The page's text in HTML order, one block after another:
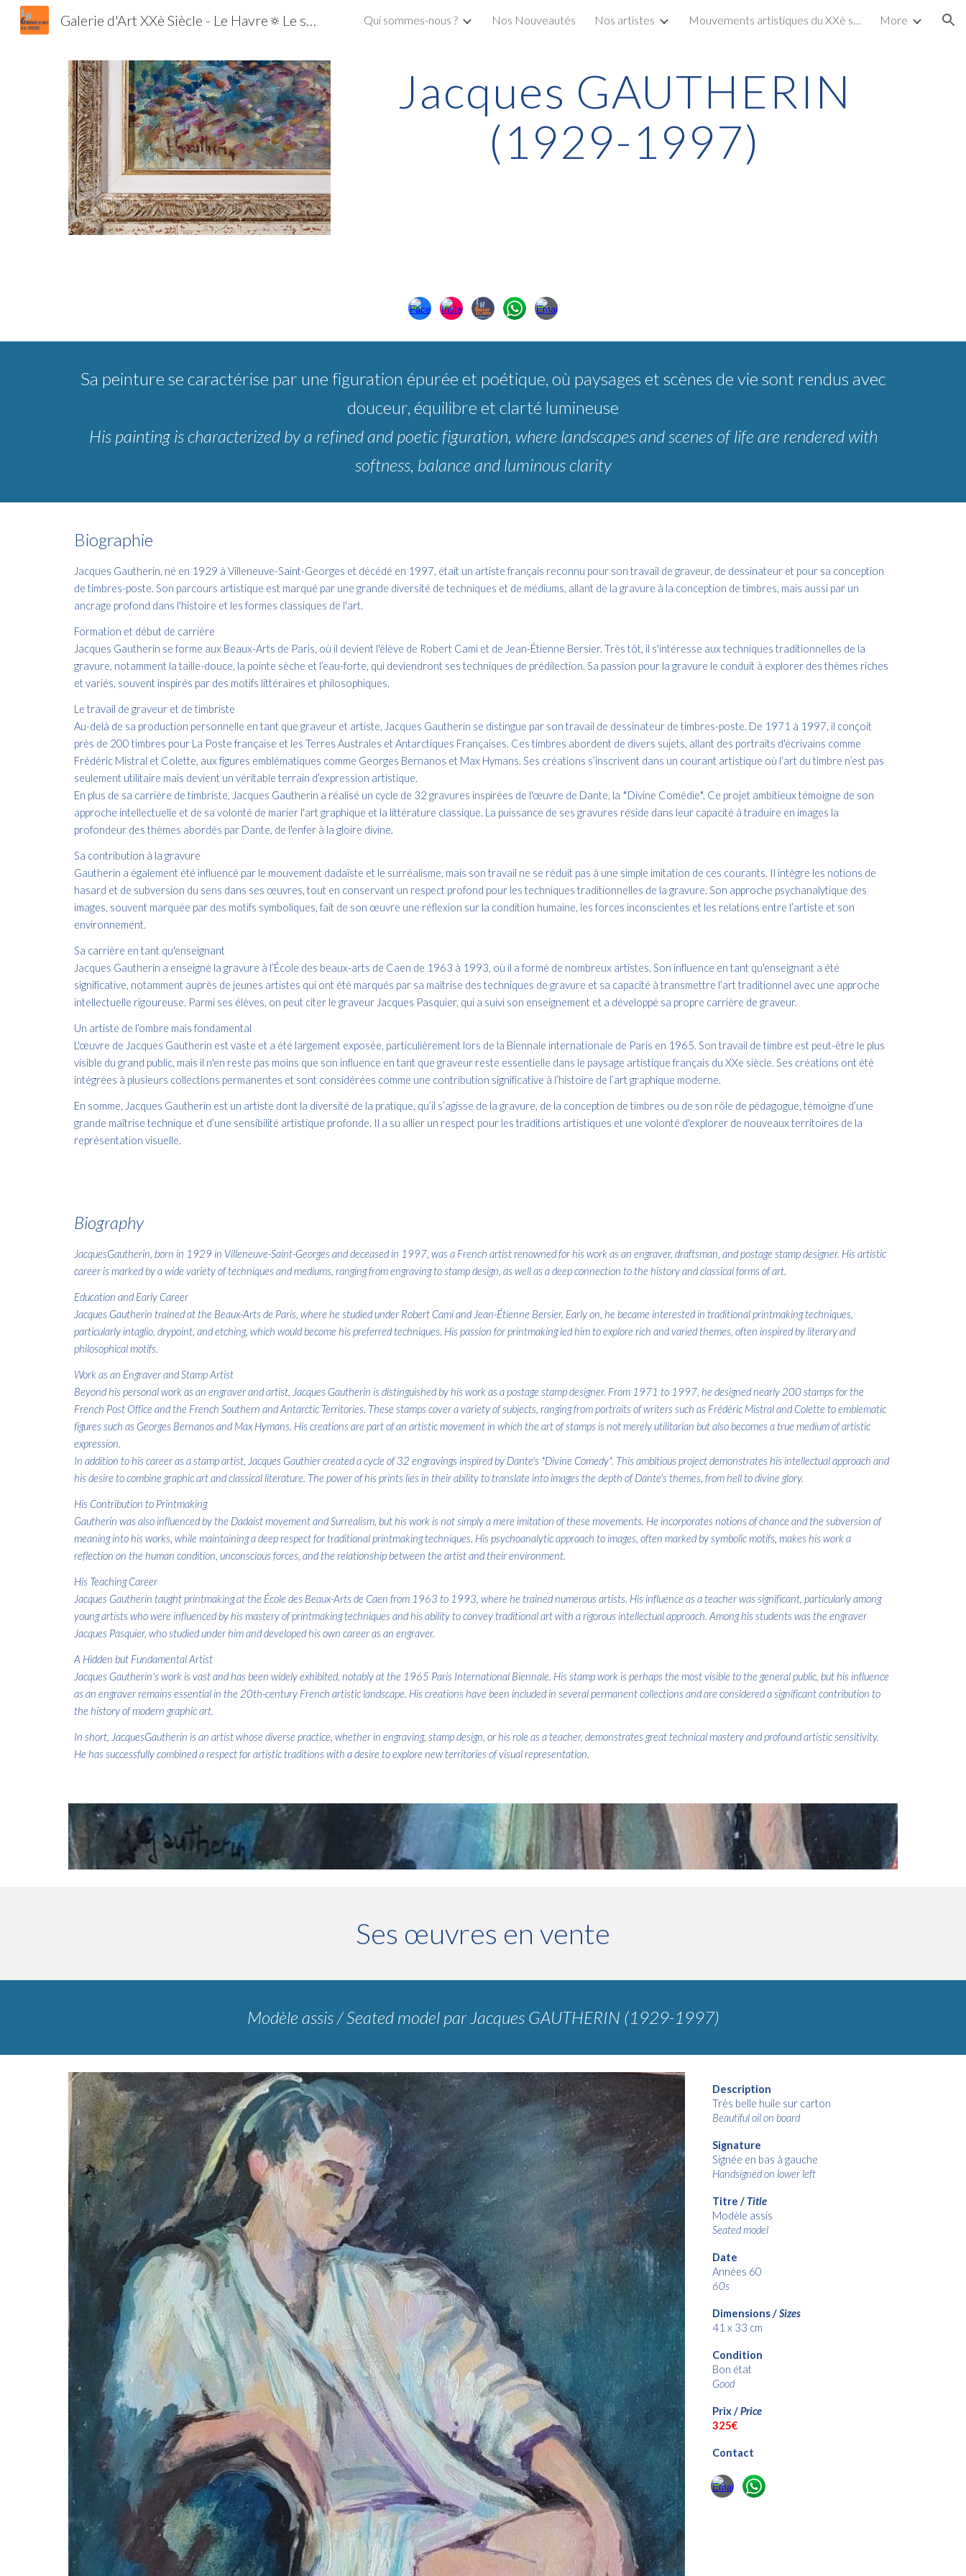
Skip to main content Skip to navigation
Galerie d'Art XXè Siècle - Le Havre🔅Le spécialiste de l'Ecole de Paris et de la Jeune Peinture | Tableaux | Estampes | Lithographies | Gravures Qui sommes-nous ? Nos Nouveautés Nos artistes Mouvements artistiques du XXè siècle More
Jacques GAUTHERIN
(1929-1997)
Sa peinture se caractérise par une figuration épurée et poétique, où paysages et scènes de vie sont rendus avec
douceur, équilibre et clarté lumineuse
His painting is characterized by a refined and poetic figuration, where landscapes and scenes of life are rendered with
softness, balance and luminous clarity
Biographie
Jacques Gautherin, né en 1929 à Villeneuve-Saint-Georges et décédé en 1997, était un artiste français reconnu pour son travail de graveur, de dessinateur et pour sa conception
de timbres-poste. Son parcours artistique est marqué par une grande diversité de techniques et de médiums, allant de la gravure à la conception de timbres, mais aussi par un
ancrage profond dans l'histoire et les formes classiques de l'art.
Formation et début de carrière
Jacques Gautherin se forme aux Beaux-Arts de Paris, où il devient l'élève de Robert Cami et de Jean-Étienne Bersier. Très tôt, il s'intéresse aux techniques traditionnelles de la
gravure, notamment la taille-douce, la pointe sèche et l’eau-forte, qui deviendront ses techniques de prédilection. Sa passion pour la gravure le conduit à explorer des thèmes riches
et variés, souvent inspirés par des motifs littéraires et philosophiques.
Le travail de graveur et de timbriste
Au-delà de sa production personnelle en tant que graveur et artiste, Jacques Gautherin se distingue par son travail de dessinateur de timbres-poste. De 1971 à 1997, il conçoit
près de 200 timbres pour La Poste française et les Terres Australes et Antarctiques Françaises. Ces timbres abordent de divers sujets, allant des portraits d'écrivains comme
Frédéric Mistral et Colette, aux figures emblématiques comme Georges Bernanos et Max Hymans. Ses créations s’inscrivent dans un courant artistique où l’art du timbre n’est pas
seulement utilitaire mais devient un véritable terrain d’expression artistique.
En plus de sa carrière de timbriste, Jacques Gautherin a réalisé un cycle de 32 gravures inspirées de l'œuvre de Dante, la *Divine Comédie*. Ce projet ambitieux témoigne de son
approche intellectuelle et de sa volonté de marier l'art graphique et la littérature classique. La puissance de ses gravures réside dans leur capacité à traduire en images la
profondeur des thèmes abordés par Dante, de l'enfer à la gloire divine.
Sa contribution à la gravure
Gautherin a également été influencé par le mouvement dadaïste et le surréalisme, mais son travail ne se réduit pas à une simple imitation de ces courants. Il intègre les notions de
hasard et de subversion du sens dans ses œuvres, tout en conservant un respect profond pour les techniques traditionnelles de la gravure. Son approche psychanalytique des
images, souvent marquée par des motifs symboliques, fait de son œuvre une réflexion sur la condition humaine, les forces inconscientes et les relations entre l’artiste et son
environnement.
Sa carrière en tant qu'enseignant
Jacques Gautherin a enseigné la gravure à l’École des beaux-arts de Caen de 1963 à 1993, où il a formé de nombreux artistes. Son influence en tant qu'enseignant a été
significative, notamment auprès de jeunes artistes qui ont été marqués par sa maîtrise des techniques de gravure et sa capacité à transmettre l’art traditionnel avec une approche
intellectuelle rigoureuse. Parmi ses élèves, on peut citer le graveur Jacques Pasquier, qui a suivi son enseignement et a développé sa propre carrière de graveur.
Un artiste de l’ombre mais fondamental
L'œuvre de Jacques Gautherin est vaste et a été largement exposée, particulièrement lors de la Biennale internationale de Paris en 1965. Son travail de timbre est peut-être le plus
visible du grand public, mais il n'en reste pas moins que son influence en tant que graveur reste essentielle dans le paysage artistique français du XXe siècle. Ses créations ont été
intégrées à plusieurs collections permanentes et sont considérées comme une contribution significative à l’histoire de l’art graphique moderne.
En somme, Jacques Gautherin est un artiste dont la diversité de la pratique, qu’il s’agisse de la gravure, de la conception de timbres ou de son rôle de pédagogue, témoigne d’une
grande maîtrise technique et d’une sensibilité artistique profonde. Il a su allier un respect pour les traditions artistiques et une volonté d'explorer de nouveaux territoires de la
représentation visuelle.
Biography
JacquesGautherin, born in 1929 in Villeneuve-Saint-Georges and deceased in 1997, was a French artist renowned for his work as an engraver, draftsman, and postage stamp designer. His artistic
career is marked by a wide variety of techniques and mediums, ranging from engraving to stamp design, as well as a deep connection to the history and classical forms of art.
Education and Early Career
Jacques Gautherin trained at the Beaux-Arts de Paris, where he studied under Robert Cami and Jean-Étienne Bersier. Early on, he became interested in traditional printmaking techniques,
particularly intaglio, drypoint, and etching, which would become his preferred techniques. His passion for printmaking led him to explore rich and varied themes, often inspired by literary and
philosophical motifs.
Work as an Engraver and Stamp Artist
Beyond his personal work as an engraver and artist, Jacques Gautherin is distinguished by his work as a postage stamp designer. From 1971 to 1997, he designed nearly 200 stamps for the
French Post Office and the French Southern and Antarctic Territories. These stamps cover a variety of subjects, ranging from portraits of writers such as Frédéric Mistral and Colette to emblematic
figures such as Georges Bernanos and Max Hymans. His creations are part of an artistic movement in which the art of stamps is not merely utilitarian but also becomes a true medium of artistic
expression.
In addition to his career as a stamp artist, Jacques Gauthier created a cycle of 32 engravings inspired by Dante's *Divine Comedy*. This ambitious project demonstrates his intellectual approach and
his desire to combine graphic art and classical literature. The power of his prints lies in their ability to translate into images the depth of Dante's themes, from hell to divine glory.
His Contribution to Printmaking
Gautherin was also influenced by the Dadaist movement and Surrealism, but his work is not simply a mere imitation of these movements. He incorporates notions of chance and the subversion of
meaning into his works, while maintaining a deep respect for traditional printmaking techniques. His psychoanalytic approach to images, often marked by symbolic motifs, makes his work a
reflection on the human condition, unconscious forces, and the relationship between the artist and their environment.
His Teaching Career
Jacques Gautherin taught printmaking at the École des Beaux-Arts de Caen from 1963 to 1993, where he trained numerous artists. His influence as a teacher was significant, particularly among
young artists who were influenced by his mastery of printmaking techniques and his ability to convey traditional art with a rigorous intellectual approach. Among his students was the engraver
Jacques Pasquier, who studied under him and developed his own career as an engraver.
A Hidden but Fundamental Artist
Jacques Gautherin's work is vast and has been widely exhibited, notably at the 1965 Paris International Biennale. His stamp work is perhaps the most visible to the general public, but his influence
as an engraver remains essential in the 20th-century French artistic landscape. His creations have been included in several permanent collections and are considered a significant contribution to
the history of modern graphic art.
In short, JacquesGautherin is an artist whose diverse practice, whether in engraving, stamp design, or his role as a teacher, demonstrates great technical mastery and profound artistic sensitivity.
He has successfully combined a respect for artistic traditions with a desire to explore new territories of visual representation.
Ses œuvres en vente
Modèle assis / Seated model par Jacques GAUTHERIN (1929-1997)
Description
Très belle huile sur carton
Beautiful oil on board
Signature
Signée en bas à gauche
Handsigned on lower left
Titre / Title
Modèle assis
Seated model
Date
Années 60
60s
Dimensions /Sizes
41 x 33 cm
Condition
Bon état
Good
Prix /Price
325€
Contact